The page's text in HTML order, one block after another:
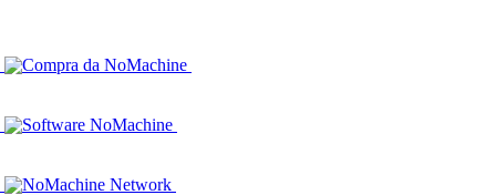
Compra da NoMachine
Software NoMachine
NoMachine Network